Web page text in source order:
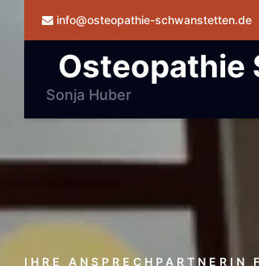
info@osteopathie-schwanstetten.de
Osteopathie
Sonja Huber
IHRE ANSPRECHPARTNERIN